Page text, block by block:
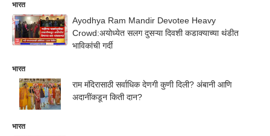
भारत
Ayodhya Ram Mandir Devotee Heavy
Crowd:अयोध्येत सलग दुसऱ्या दिवशी कडाक्याच्या थंडीत
भाविकांची गर्दी
भारत
राम मंदिरासाठी सर्वाधिक देणगी कुणी दिली? अंबानी आणि
अदानींकडून किती दान?
भारत